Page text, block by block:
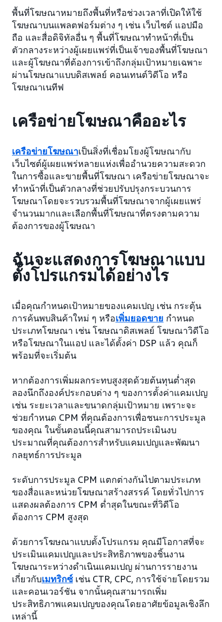
พื้นที่โฆษณาหมายถึงพื้นที่หรือช่วงเวลาที่เปิดให้ใช้
โฆษณาบนแพลตฟอร์มต่าง ๆ เช่น เว็บไซต์ แอปมือ
ถือ และสื่อดิจิทัลอื่น ๆ พื้นที่โฆษณาทำหน้าที่เป็น
ตัวกลางระหว่างผู้เผยแพร่ที่เป็นเจ้าของพื้นที่โฆษณา
และผู้โฆษณาที่ต้องการเข้าถึงกลุ่มเป้าหมายเฉพาะ
ผ่านโฆษณาแบบดิสเพลย์ คอนเทนต์วิดีโอ หรือ
โฆษณาเนทีฟ
เครือข่ายโฆษณาคืออะไร
เครือข่ายโฆษณาเป็นสิ่งที่เชื่อมโยงผู้โฆษณากับ
เว็บไซต์ผู้เผยแพร่หลายแห่งเพื่ออำนวยความสะดวก
ในการซื้อและขายพื้นที่โฆษณา เครือข่ายโฆษณาจะ
ทำหน้าที่เป็นตัวกลางที่ช่วยปรับปรุงกระบวนการ
โฆษณาโดยจะรวบรวมพื้นที่โฆษณาจากผู้เผยแพร่
จำนวนมากและเลือกพื้นที่โฆษณาที่ตรงตามความ
ต้องการของผู้โฆษณา
ฉันจะแสดงการโฆษณาแบบ
ตั้งโปรแกรมได้อย่างไร
เมื่อคุณกำหนดเป้าหมายของแคมเปญ เช่น กระตุ้น
การค้นพบสินค้าใหม่ ๆ หรือเพิ่มยอดขาย กำหนด
ประเภทโฆษณา เช่น โฆษณาดิสเพลย์ โฆษณาวิดีโอ
หรือโฆษณาในแอป และได้ตั้งค่า DSP แล้ว คุณก็
พร้อมที่จะเริ่มต้น
หากต้องการเพิ่มผลกระทบสูงสุดด้วยต้นทุนต่ำสุด
ลองนึกถึงองค์ประกอบต่าง ๆ ของการตั้งค่าแคมเปญ
เช่น ระยะเวลาและขนาดกลุ่มเป้าหมาย เพราะจะ
ช่วยกำหนด CPM ที่คุณต้องการเพื่อชนะการประมูล
ของคุณ ในขั้นตอนนี้คุณสามารถประเมินงบ
ประมาณที่คุณต้องการสำหรับแคมเปญและพัฒนา
กลยุทธ์การประมูล
ระดับการประมูล CPM แตกต่างกันไปตามประเภท
ของสื่อและหน่วยโฆษณาสร้างสรรค์ โดยทั่วไปการ
แสดงผลต้องการ CPM ต่ำสุดในขณะที่วิดีโอ
ต้องการ CPM สูงสุด
ด้วยการโฆษณาแบบตั้งโปรแกรม คุณมีโอกาสที่จะ
ประเมินแคมเปญและประสิทธิภาพของชิ้นงาน
โฆษณาระหว่างดำเนินแคมเปญ ผ่านการรายงาน
เกี่ยวกับเมทริกซ์เช่น CTR, CPC, การใช้จ่ายโดยรวม
และคอนเวอร์ชัน จากนั้นคุณสามารถเพิ่ม
ประสิทธิภาพแคมเปญของคุณโดยอาศัยข้อมูลเชิงลึก
เหล่านี้